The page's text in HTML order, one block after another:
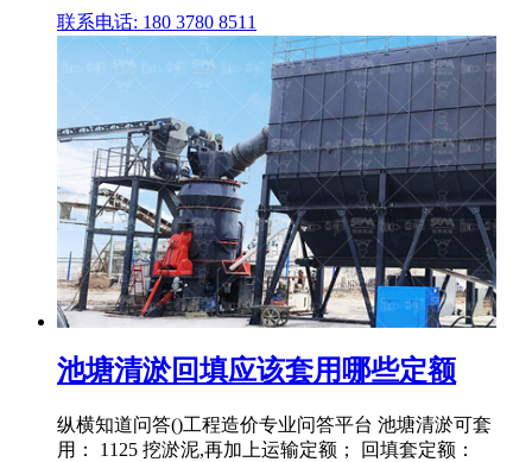
联系电话: 180 3780 8511
池塘清淤回填应该套用哪些定额
纵横知道问答()工程造价专业问答平台 池塘清淤可套
用： 1125 挖淤泥,再加上运输定额； 回填套定额：